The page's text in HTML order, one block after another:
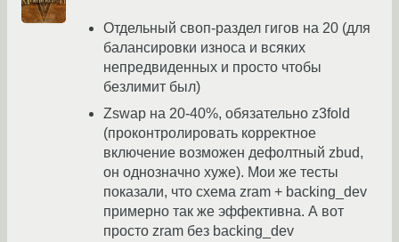
Отдельный своп-раздел гигов на 20 (для
балансировки износа и всяких
непредвиденных и просто чтобы
безлимит был)
Zswap на 20-40%, обязательно z3fold
(проконтролировать корректное
включение возможен дефолтный zbud,
он однозначно хуже). Мои же тесты
показали, что схема zram + backing_dev
примерно так же эффективна. А вот
просто zram без backing_dev